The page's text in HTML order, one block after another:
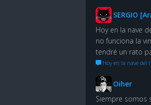
SERGIO
Hoy en la nave
no funciona la
tendré un rato
Hoy en la nave del
Oiher
Siempre somos